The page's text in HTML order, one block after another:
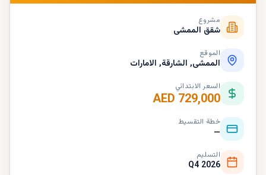
مشروع
شقق الممشى
الموقع
الممشى, الشارقة, الامارات
السعر الابتدائي
AED 729,000
خطة التقسيط
—
التسليم
Q4 2026